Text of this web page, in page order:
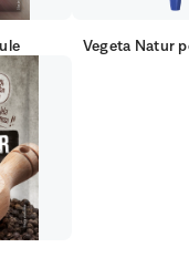
Vegeta Natur